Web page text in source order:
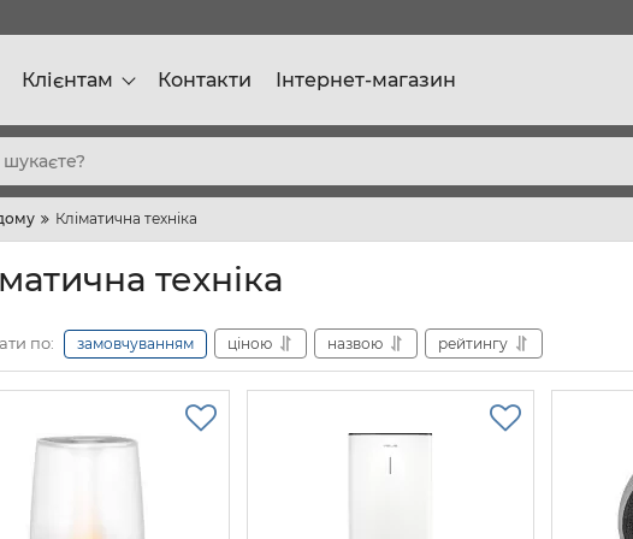
Клієнтам Контакти Інтернет-магазин
Кліматична техніка
техніка
по: замовчуванням ціною назвою рейтингу